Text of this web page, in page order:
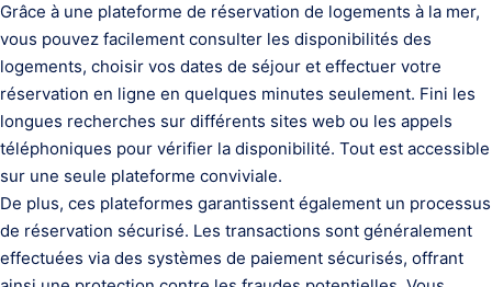
Grâce à une plateforme de réservation de logements à la mer,
vous pouvez facilement consulter les disponibilités des
logements, choisir vos dates de séjour et effectuer votre
réservation en ligne en quelques minutes seulement. Fini les
longues recherches sur différents sites web ou les appels
téléphoniques pour vérifier la disponibilité. Tout est accessible
sur une seule plateforme conviviale.
De plus, ces plateformes garantissent également un processus
de réservation sécurisé. Les transactions sont généralement
effectuées via des systèmes de paiement sécurisés, offrant